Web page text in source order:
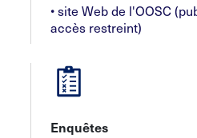
• site Web de l'OOSC
accès restreint)
Enquêtes